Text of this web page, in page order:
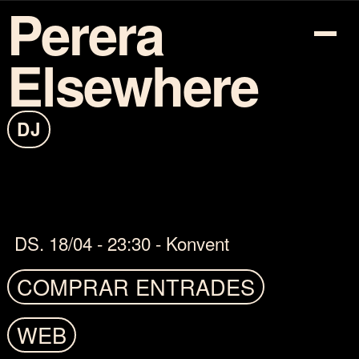
PROGRAMACIÓ
COTXE-SHARING
MAPA
Perera
Elsewhere
DJ
DS. 18/04 - 23:30 - Konvent
COMPRAR ENTRADES
WEB